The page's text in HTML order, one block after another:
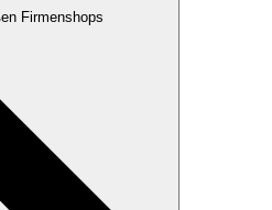
Firmenshops